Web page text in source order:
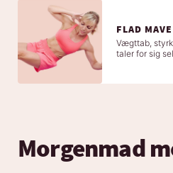
FLAD
Vægttab,
taler for sig
Morgenmad